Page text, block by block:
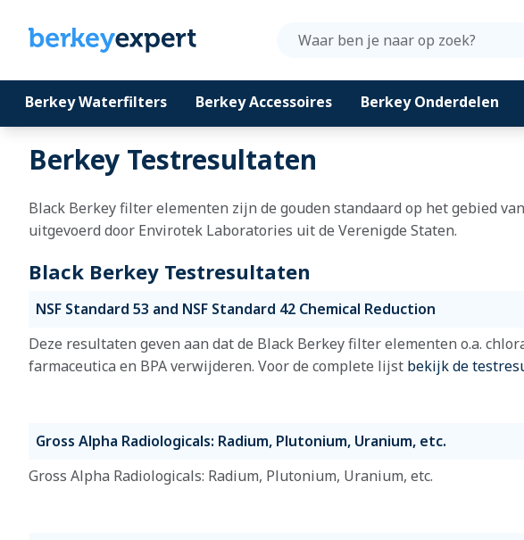
Ga naar de inhoud
Berkey Waterfilters Berkey Accessoires Berkey Onderdelen
Berkey Testresultaten
Black Berkey filter elementen zijn de gouden standaard op het gebied
uitgevoerd door Envirotek Laboratories uit de Verenigde Staten.
Black Berkey Testresultaten
NSF Standard 53 and NSF Standard 42 Chemical Reduction
Deze resultaten geven aan dat de Black Berkey filter elementen o.a.
farmaceutica en BPA verwijderen. Voor de complete lijst bekijk de
Gross Alpha Radiologicals: Radium, Plutonium, Uranium, etc.
Gross Alpha Radiologicals: Radium, Plutonium, Uranium, etc.